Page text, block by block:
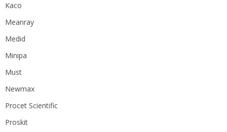
Kaco
Meanray
Medid
Minipa
Must
Newmax
Procet Scientific
Proskit